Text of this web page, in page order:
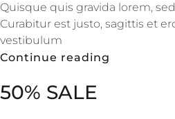
Quisque quis gravida lorem,
Curabitur est justo, sagittis et
vestibulum
Continue reading
50% SALE